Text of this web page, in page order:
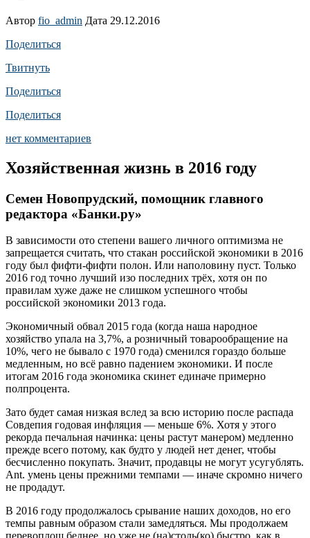
Автор fio_admin Дата 29.12.2016
Поделиться
Твитнуть
Поделиться
Поделиться
нет комментариев
Хозяйственная жизнь в 2016 году
Семен Новопрудский, помощник главного
редактора «Банки.ру»
В зависимости ото степени вашего личного оптимизма не
запрещается считать, что стакан российской экономики в 2016
году был фифти-фифти полон. Или наполовину пуст. Только
2016 год точно лучший изо последних трёх, хотя он по
правилам хуже даже не слишком успешного чтобы
российской экономики 2013 года.
Экономичный обвал 2015 года (когда наша народное
хозяйство упала на 3,7%, а розничный товарообращение на
10%, чего не бывало с 1970 года) сменился гораздо больше
медленным, но всё равно падением экономики. И после
итогам 2016 года экономика скинет единаче примерно
полпроцента.
Зато будет самая низкая вслед за всю историю после распада
Совдепия годовая инфляция — меньше 6%. Хотя у этого
рекорда печальная начинка: цены растут манером) медленно
прежде всего потому, как будто у людей нет денег, чтобы
бесчисленно покупать. Значит, продавцы не могут усугублять.
Ant. умень цены прежними темпами — иначе скромно ничего
не продадут.
В 2016 году продолжалось срывание наших доходов, но его
темпы равным образом стали замедляться. Мы продолжаем